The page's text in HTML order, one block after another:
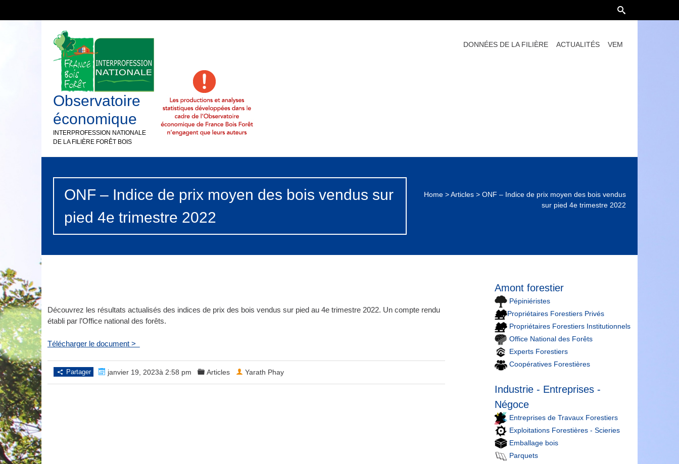
Observatoire
économique
INTERPROFESSION NATIONALE
DE LA FILIÈRE FORÊT BOIS
DONNÉES DE LA FILIÈRE ACTUALITÉS VEM
ONF – Indice de prix moyen des bois vendus sur
pied 4e trimestre 2022
Home>Articles> ONF – Indice de prix moyen des bois vendus
sur pied 4e trimestre 2022
Découvrez les résultats actualisés des indices de prix des bois vendus sur pied au 4e trimestre 2022. Un compte rendu
établi par l’Office national des forêts.
Télécharger le document >
Partager janvier 19, 2023à 2:58 pm Articles Yarath Phay
Amont forestier
Pépiniéristes
Propriétaires Forestiers Privés
Propriétaires Forestiers Institutionnels
Office National des Forêts
Experts Forestiers
Coopératives Forestières
Industrie - Entreprises -
Négoce
Entreprises de Travaux Forestiers
Exploitations Forestières - Scieries
Emballage bois
Parquets